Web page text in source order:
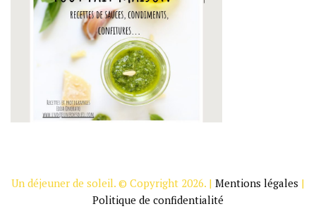
Un déjeuner de soleil. © Copyright 2026. | Mentions légales |
Politique de confidentialité